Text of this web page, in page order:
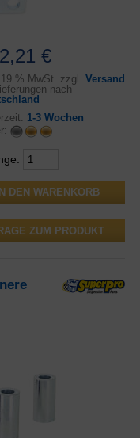
€
19 % MwSt. zzgl. Versand
nach
1-3 Wochen
ZUM PRODUKT